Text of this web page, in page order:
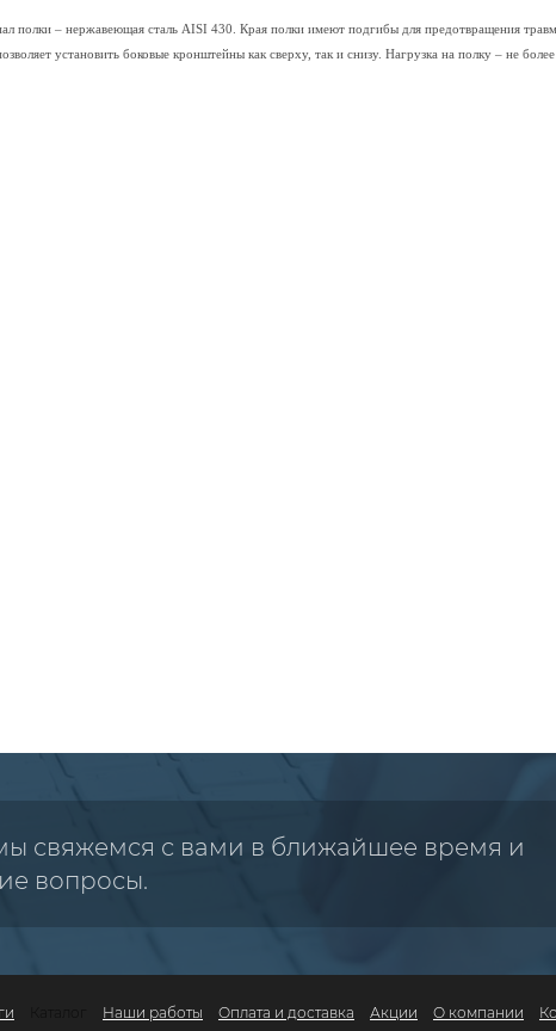
полки – нержавеющая сталь AISI 430. Края полки имеют подгибы для предотвращения
установить боковые кронштейны как сверху, так и снизу. Нагрузка на полку – не
свяжемся с вами в ближайшее время и
вопросы.
Наши работы Оплата и доставка Акции О компании